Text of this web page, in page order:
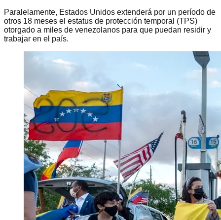
Paralelamente, Estados Unidos extenderá por un período de
otros 18 meses el estatus de protección temporal (TPS)
otorgado a miles de venezolanos para que puedan residir y
trabajar en el país.